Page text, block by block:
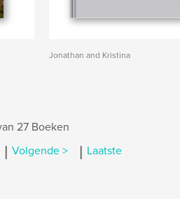
Jonathan and Kristina
27 Boeken
| Volgende > | Laatste